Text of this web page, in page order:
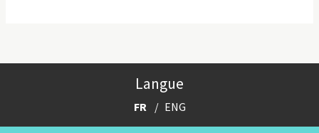
Langue
FR ENG